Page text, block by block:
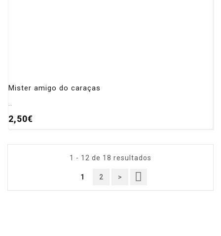
Mister amigo do caraças
2,50€
1 - 12 de 18 resultados
1 2 >